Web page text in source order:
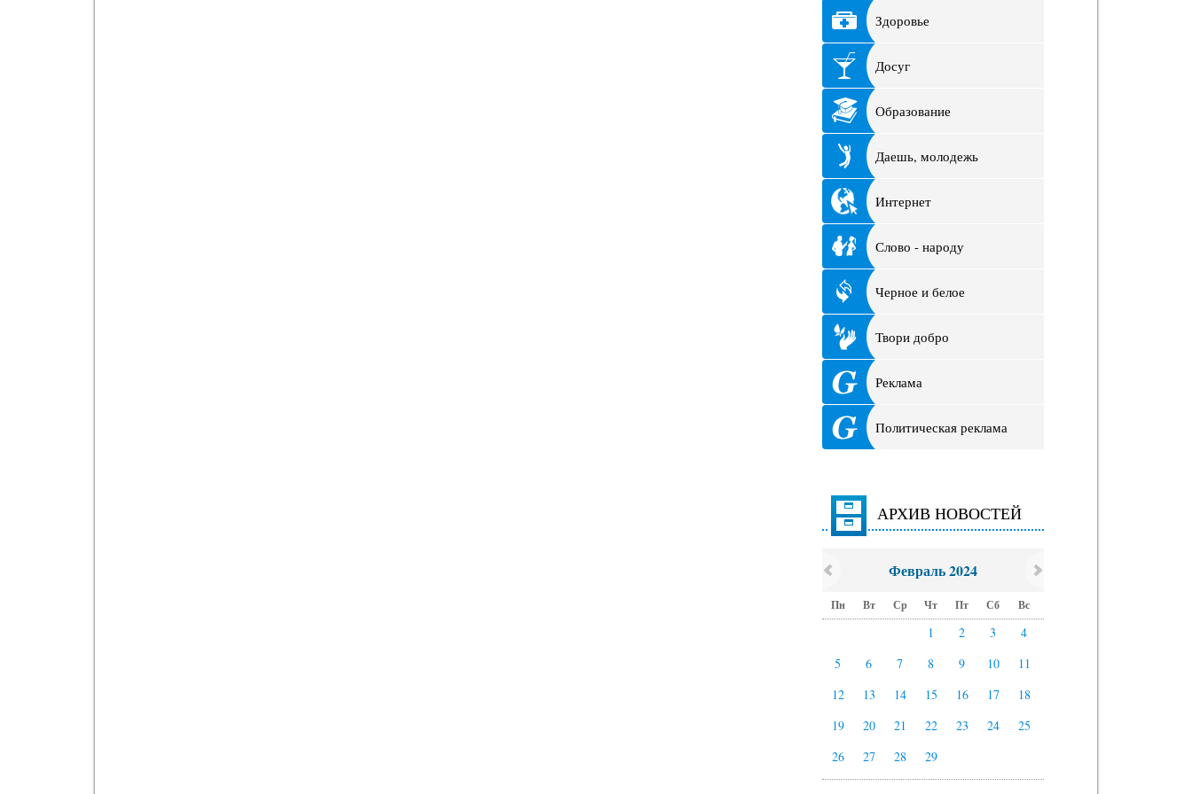
Здоровье
Досуг
Образование
Даешь, молодежь
Интернет
Слово - народу
Черное и белое
Твори добро
Реклама
Политическая реклама
АРХИВ НОВОСТЕЙ
Февраль 2024
Пн Вт Ср Чт Пт Сб Вс
1 2 3
4
5
6 7 8 9 10
11
12
13 14 15 16 17
18
19
20 21 22 23 24
25
26
27 28 29